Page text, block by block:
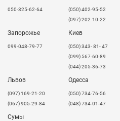
050-325-62-64
(050) 402-95-52
(097) 202-10-22
Запорожье
099-048-79-77
Киев
(050) 343- 81- 47
(099) 567-60-89
(044) 205-36-73
Львов
​(097) 169-21-20
(067) 905-29-84
Одесса
(050) 734-76-56
(048) 734-01-47
Сумы